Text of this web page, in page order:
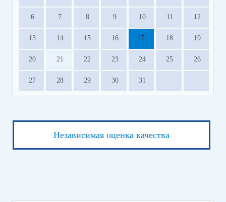
6 7 8 9 10 11 12
13 14 15 16 17 18 19
20 21 22 23 24 25 26
27 28 29 30 31
Независимая оценка качества